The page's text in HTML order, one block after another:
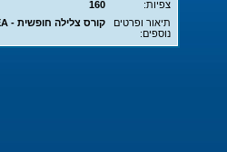
צפיות:
160
תיאור ופרטים
נוספים:
קורס צלילה חופשית - APNEA - עם ברק, אביב וגלעד